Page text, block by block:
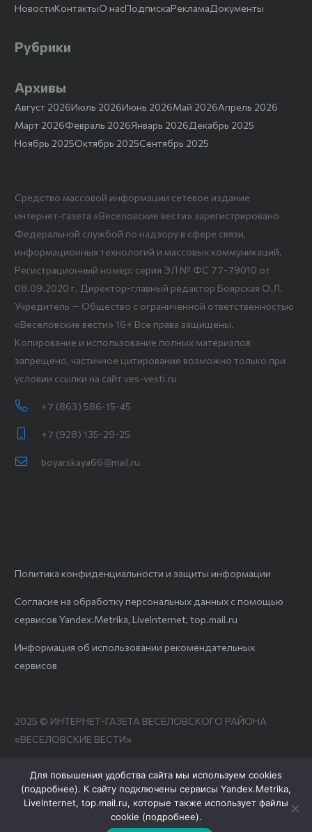
НовостиКонтактыО насПодпискаРекламаДокументы
Рубрики
Архивы
Август 2026Июль 2026Июнь 2026Май 2026Апрель 2026
Март 2026Февраль 2026Январь 2026Декабрь 2025
Ноябрь 2025Октябрь 2025Сентябрь 2025
Средство массовой информации сетевое издание
интернет-газета «Веселовские вести» зарегистрировано
Федеральной службой по надзору в сфере связи,
информационных технологий и массовых коммуникаций.
Регистрационный номер: серия ЭЛ № ФС 77-79010 от
08.09.2020 г. Директор-главный редактор Боярская О.Л.
Учредитель — Общество с ограниченной ответственностью
«Веселовские вести» 16+ Все права защищены.
Копирование и использование полных материалов
запрещено, частичное цитирование возможно только при
условии ссылки на сайт ves-vesti.ru
+7 (863) 586-15-45
+7 (928) 135-29-25
boyarskaya66@mail.ru
Политика конфиденциальности и защиты информации
Согласие на обработку персональных данных с помощью
сервисов Yandex.Metrika, LiveInternet, top.mail.ru
Информация об использовании рекомендательных
сервисов
2025 © ИНТЕРНЕТ-ГАЗЕТА ВЕСЕЛОВСКОГО РАЙОНА
«ВЕСЕЛОВСКИЕ ВЕСТИ»
Для повышения удобства сайта мы используем cookies
(подробнее). К сайту подключены сервисы Yandex.Metrika,
LiveInternet, top.mail.ru, которые также использует файлы
cookie (подробнее).